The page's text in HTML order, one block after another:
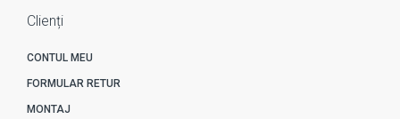
Clienți
CONTUL MEU
FORMULAR RETUR
MONTAJ